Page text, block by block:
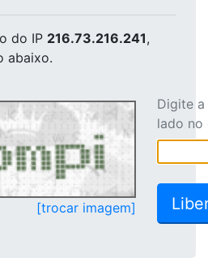
do IP 216.73.216.241,
abaixo.
[trocar imagem]
Digite
lado no